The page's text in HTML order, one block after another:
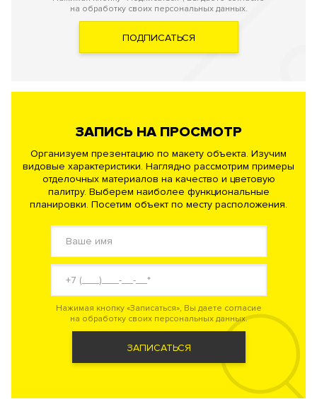
на обработку своих персональных данных.
ПОДПИСАТЬСЯ
ЗАПИСЬ НА ПРОСМОТР
Организуем презентацию по макету объекта. Изучим
видовые характеристики. Наглядно рассмотрим примеры
отделочных материалов на качество и цветовую
палитру. Выберем наиболее функциональные
планировки. Посетим объект по месту расположения.
Нажимая кнопку «Записаться», Вы даете согласие
на обработку своих персональных данных.
ЗАПИСАТЬСЯ